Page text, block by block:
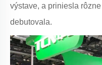
výstave, a priniesla
debutovala.